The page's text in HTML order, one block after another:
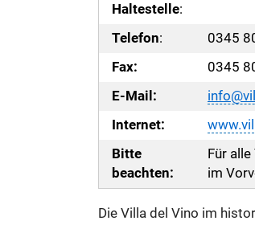
Haltestelle:
Telefon:
0345
Fax:
0345
E-Mail:
Internet:
Bitte
beachten:
Für
im
Die Villa del Vino im